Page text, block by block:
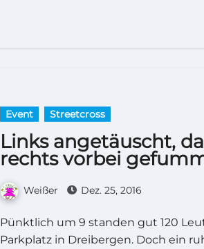
Event Streetcross
Links angetäuscht,
rechts vorbei
Weißer Dez. 25, 2016
Pünktlich um 9 standen gut 120 Leute auf dem
Parkplatz in Dreibergen. Doch ein